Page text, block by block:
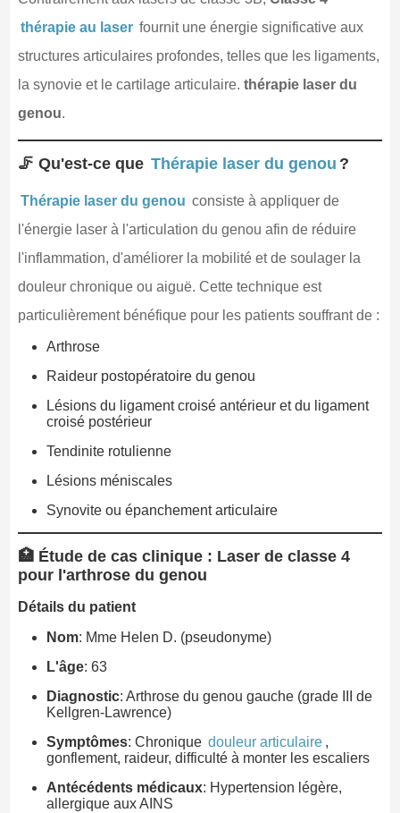
thérapie au laser fournit une énergie significative aux
structures articulaires profondes, telles que les ligaments,
la synovie et le cartilage articulaire. thérapie laser du
genou.
🦵 Qu'est-ce que Thérapie laser du genou ?
Thérapie laser du genou consiste à appliquer de
l'énergie laser à l'articulation du genou afin de réduire
l'inflammation, d'améliorer la mobilité et de soulager la
douleur chronique ou aiguë. Cette technique est
particulièrement bénéfique pour les patients souffrant de :
Arthrose
Raideur postopératoire du genou
Lésions du ligament croisé antérieur et du ligament
croisé postérieur
Tendinite rotulienne
Lésions méniscales
Synovite ou épanchement articulaire
🏥 Étude de cas clinique : Laser de classe 4
pour l'arthrose du genou
Détails du patient
Nom: Mme Helen D. (pseudonyme)
L'âge: 63
Diagnostic: Arthrose du genou gauche (grade III de
Kellgren-Lawrence)
Symptômes: Chronique douleur articulaire ,
gonflement, raideur, difficulté à monter les escaliers
Antécédents médicaux: Hypertension légère,
allergique aux AINS